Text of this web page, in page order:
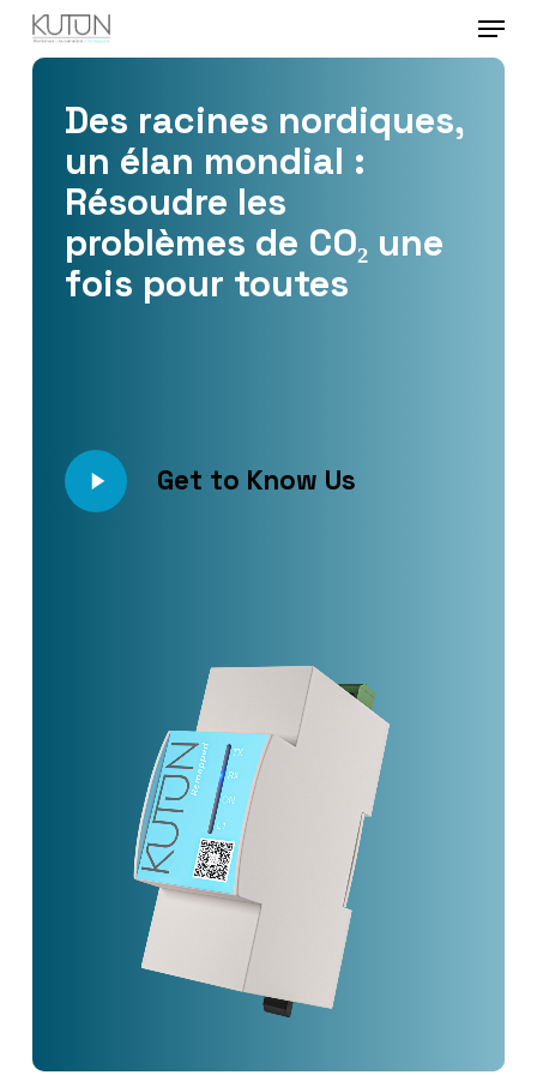
Skip
content
Menu
Des racines nordiques,
un élan mondial :
Résoudre les
problèmes de CO₂ une
fois pour toutes
Play
Video
Get to Know Us